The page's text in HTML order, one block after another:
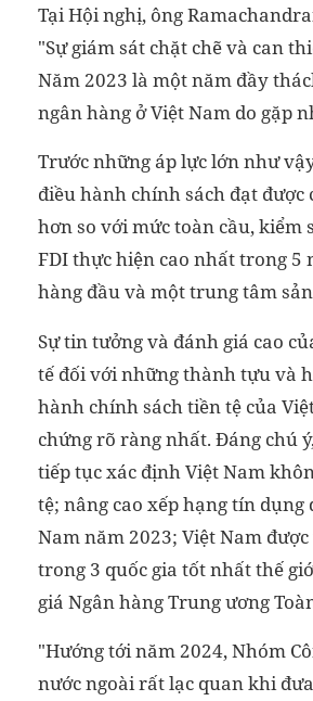
Tại Hội nghị, ông
"Sự giám sát chặt chẽ và can
Năm 2023 là một năm đầy
ngân hàng ở Việt Nam do gặp
Trước những áp lực lớn như
điều hành chính sách đạt được
hơn so với mức toàn cầu, kiểm
FDI thực hiện cao nhất trong 5
hàng đầu và một trung tâm
Sự tin tưởng và đánh giá cao
tế đối với những thành tựu và
hành chính sách tiền tệ của
chứng rõ ràng nhất. Đáng chú
tiếp tục xác định Việt Nam
tệ; nâng cao xếp hạng tín dụng
Nam năm 2023; Việt Nam
trong 3 quốc gia tốt nhất thế
giá Ngân hàng Trung ương
"Hướng tới năm 2024, Nhóm
nước ngoài rất lạc quan khi